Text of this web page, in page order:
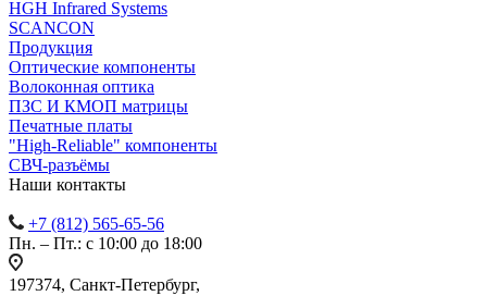
HGH Infrared Systems
SCANCON
Продукция
Оптические компоненты
Волоконная оптика
ПЗС И КМОП матрицы
Печатные платы
"High-Reliable" компоненты
СВЧ-разъёмы
Наши контакты
+7 (812) 565-65-56
Пн. – Пт.: с 10:00 до 18:00
197374, Санкт-Петербург,